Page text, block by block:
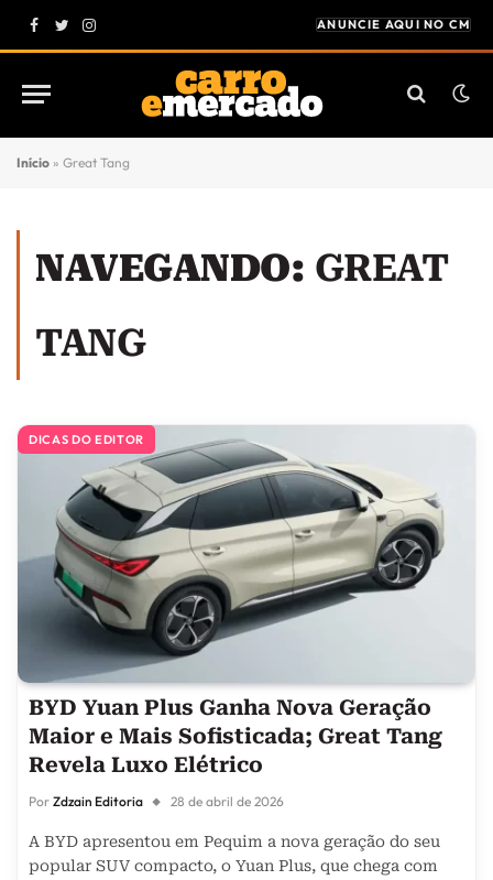
Facebook
Twitter
Instagram
ANUNCIE AQUI NO CM
Início » Great Tang
NAVEGANDO: GREAT
TANG
DICAS DO EDITOR
BYD Yuan Plus Ganha Nova Geração
Maior e Mais Sofisticada; Great Tang
Revela Luxo Elétrico
Por Zdzain Editoria 28 de abril de 2026
A BYD apresentou em Pequim a nova geração do seu
popular SUV compacto, o Yuan Plus, que chega com